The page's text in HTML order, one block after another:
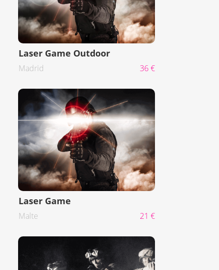
Laser Game Outdoor
Madrid 36 €
Laser Game
Malte 21 €